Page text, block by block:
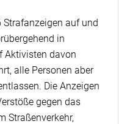
auf und
in
Aktivisten davon
alle Personen aber
Die Anzeigen
gegen das
Straßenverkehr,